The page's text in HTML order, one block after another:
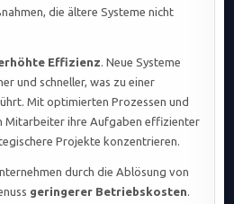
die ältere Systeme nicht
Effizienz. Neue Systeme
und schneller, was zu einer
Mit optimierten Prozessen und
Mitarbeiter ihre Aufgaben effizienter
Projekte konzentrieren.
durch die Ablösung von
geringerer Betriebskosten.